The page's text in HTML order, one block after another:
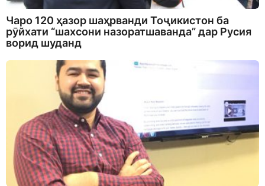
Чаро 120 ҳазор шаҳрванди Тоҷикистон ба
рӯйхати “шахсони назоратшаванда” дар Русия
ворид шуданд